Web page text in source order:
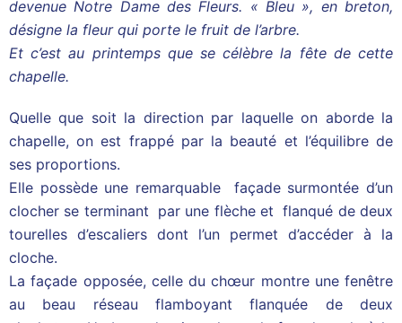
devenue Notre Dame des Fleurs. « Bleu », en breton,
désigne la fleur qui porte le fruit de l’arbre.
Et c’est au printemps que se célèbre la fête de cette
chapelle.
Quelle que soit la direction par laquelle on aborde la
chapelle, on est frappé par la beauté et l’équilibre de
ses proportions.
Elle possède une remarquable façade surmontée d’un
clocher se terminant par une flèche et flanqué de deux
tourelles d’escaliers dont l’un permet d’accéder à la
cloche.
La façade opposée, celle du chœur montre une fenêtre
au beau réseau flamboyant flanquée de deux